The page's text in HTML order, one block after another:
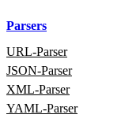
Parsers
URL‑Parser
JSON‑Parser
XML‑Parser
YAML‑Parser